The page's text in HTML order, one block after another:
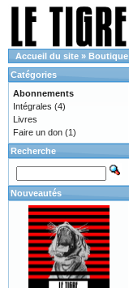
Accueil du site » Boutique
Catégories
Abonnements
Intégrales (4)
Livres
Faire un don (1)
Recherche
Nouveautés